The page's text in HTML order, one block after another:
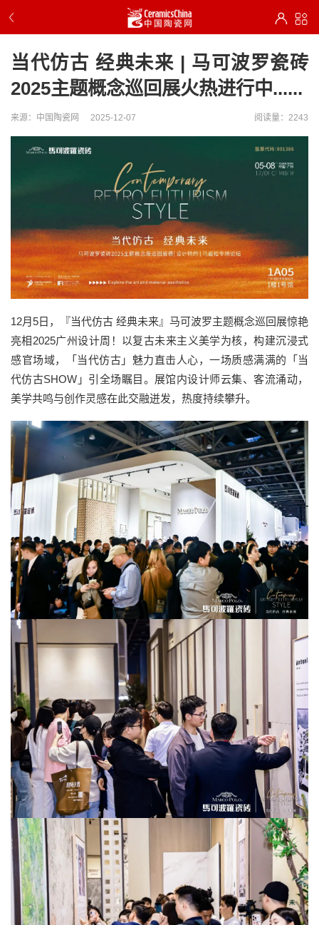
当代仿古 经典未来 | 马可波罗瓷砖
2025主题概念巡回展火热进行中......
来源：中国陶瓷网 2025-12-07 阅读量：2243
12月5日，『当代仿古 经典未来』马可波罗主题概念巡回展惊艳
亮相2025广州设计周！以复古未来主义美学为核，构建沉浸式
感官场域，「当代仿古」魅力直击人心，一场质感满满的「当
代仿古SHOW」引全场瞩目。展馆内设计师云集、客流涌动，
美学共鸣与创作灵感在此交融迸发，热度持续攀升。